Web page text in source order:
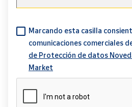
Marcando esta casilla
comunicaciones comerciales
de Protección de datos
Market